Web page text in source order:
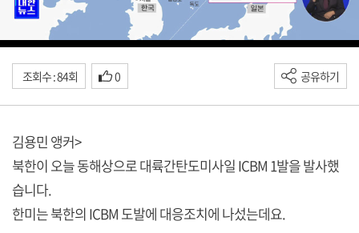
조회수 : 84회 0 공유하기
김용민 앵커>
북한이 오늘 동해상으로 대륙간탄도미사일 ICBM 1발을 발사했
습니다.
한미는 북한의 ICBM 도발에 대응조치에 나섰는데요.